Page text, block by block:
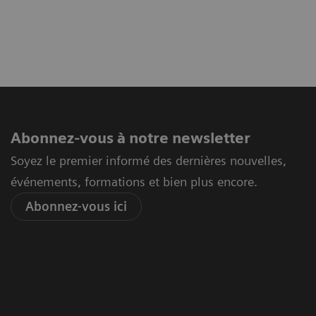
Abonnez-vous à notre newsletter
Soyez le premier informé des dernières nouvelles,
événements, formations et bien plus encore.
Abonnez-vous ici